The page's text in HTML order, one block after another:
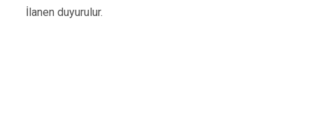
İlanen duyurulur.